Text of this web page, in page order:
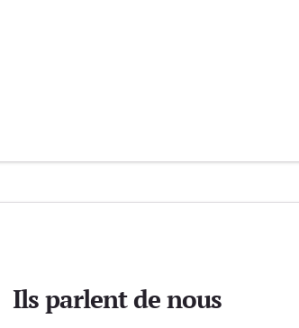
Ils parlent de nous